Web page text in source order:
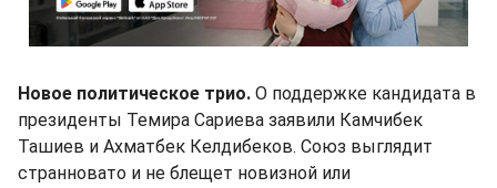
Новое политическое трио. О поддержке кандидата в
президенты Темира Сариева заявили Камчибек
Ташиев и Ахматбек Келдибеков. Союз выглядит
странновато и не блещет новизной или